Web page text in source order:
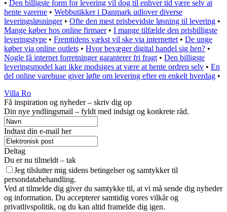
• Den billigste form for levering vil dog til enhver tid være selv at
hente varerne • Webbutikker i Danmark udlover diverse
leveringsløsninger• Ofte den mest prisbevidste løsning til levering •
Mange køber hos online firmaer• I mange tilfælde den prisbilligste
leveringstype • Fremtidens vækst vil ske via internettet • De unge
køber via online outlets • Hvor bevæger digital handel sig hen? •
Nogle få internet forretninger garanterer fri fragt • Den billigste
leveringsmodel kan ikke modsiges at være at hente ordren selv • En
del online varehuse giver løfte om levering efter en enkelt hverdag •
Villa Ro
Få inspiration og nyheder – skriv dig op
Din nye yndlingsmail – fyldt med indsigt og konkrete råd.
Indtast din e-mail her
Deltag
Du er nu tilmeldt – tak
Jeg tilslutter mig sidens betingelser og samtykker til
persondatabehandling.
Ved at tilmelde dig giver du samtykke til, at vi må sende dig nyheder
og information. Du accepterer samtidig vores vilkår og
privatlivspolitik, og du kan altid framelde dig igen.